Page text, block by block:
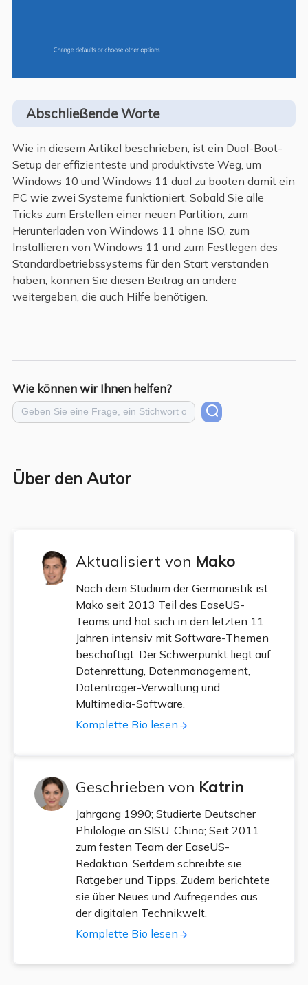
Abschließende Worte
Wie in diesem Artikel beschrieben, ist ein Dual-Boot-
Setup der effizienteste und produktivste Weg, um
Windows 10 und Windows 11 dual zu booten damit ein
PC wie zwei Systeme funktioniert. Sobald Sie alle
Tricks zum Erstellen einer neuen Partition, zum
Herunterladen von Windows 11 ohne ISO, zum
Installieren von Windows 11 und zum Festlegen des
Standardbetriebssystems für den Start verstanden
haben, können Sie diesen Beitrag an andere
weitergeben, die auch Hilfe benötigen.
Wie können wir Ihnen helfen?
Über den Autor
Aktualisiert von Mako
Nach dem Studium der Germanistik ist
Mako seit 2013 Teil des EaseUS-
Teams und hat sich in den letzten 11
Jahren intensiv mit Software-Themen
beschäftigt. Der Schwerpunkt liegt auf
Datenrettung, Datenmanagement,
Datenträger-Verwaltung und
Multimedia-Software.
Komplette Bio lesen
Geschrieben von Katrin
Jahrgang 1990; Studierte Deutscher
Philologie an SISU, China; Seit 2011
zum festen Team der EaseUS-
Redaktion. Seitdem schreibte sie
Ratgeber und Tipps. Zudem berichtete
sie über Neues und Aufregendes aus
der digitalen Technikwelt.
Komplette Bio lesen